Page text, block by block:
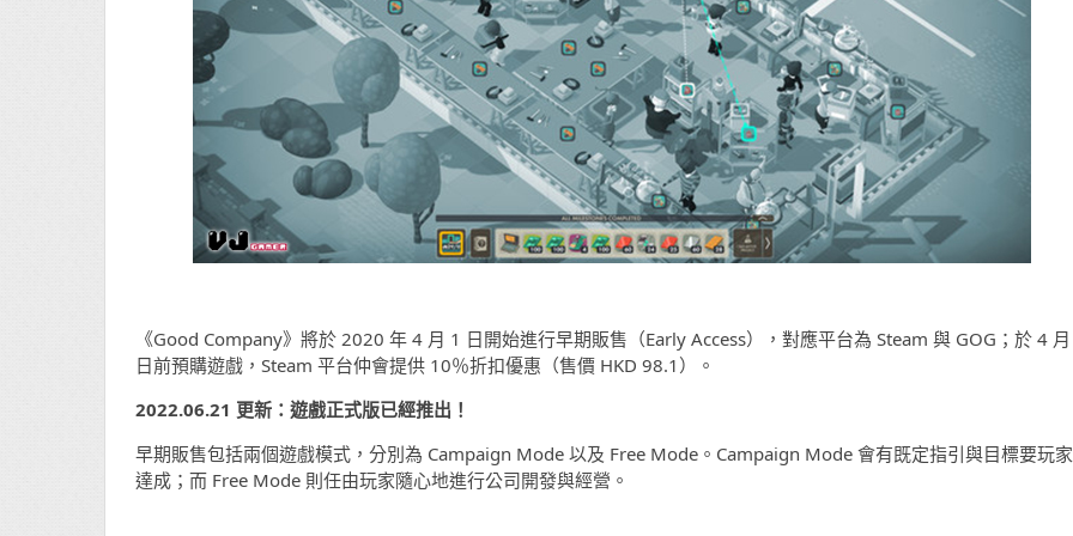
《Good Company》將於 2020 年 4 月 1 日開始進行早期販售（Early Access），對應平台為 Steam 與 GOG；於 4
日前預購遊戲，Steam 平台仲會提供 10％折扣優惠（售價 HKD 98.1）。
2022.06.21 更新：遊戲正式版已經推出！
早期販售包括兩個遊戲模式，分別為 Campaign Mode 以及 Free Mode。Campaign Mode 會有既定指引與目標要玩家
達成；而 Free Mode 則任由玩家隨心地進行公司開發與經營。